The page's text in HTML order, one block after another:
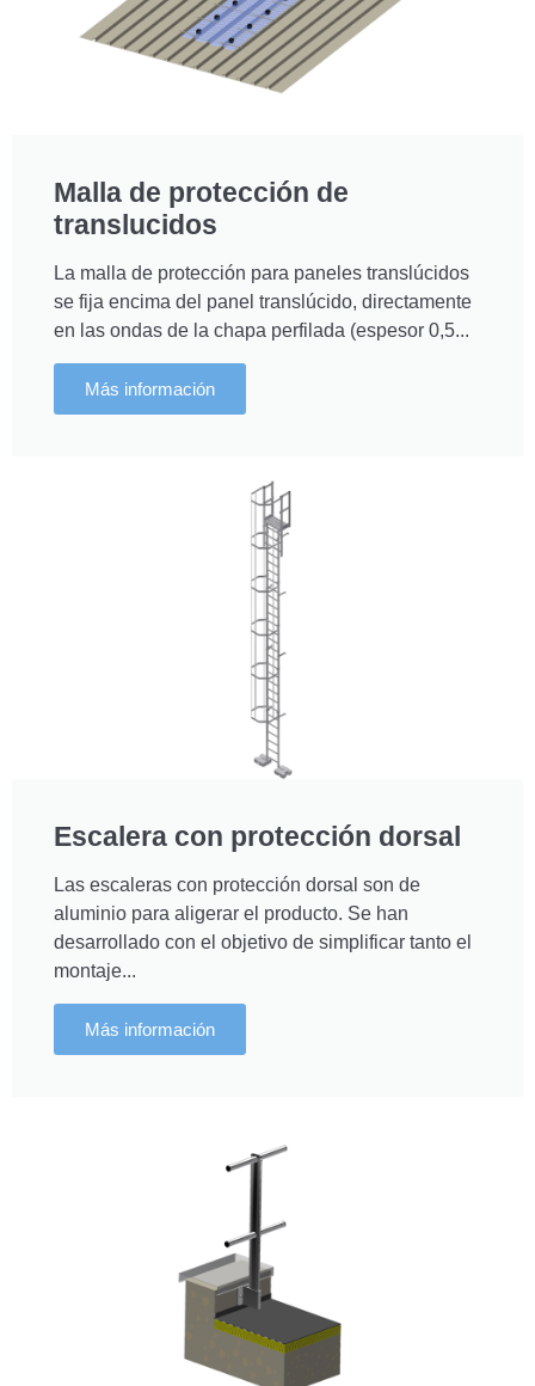
Malla de protección de
translucidos
La malla de protección para paneles translúcidos
se fija encima del panel translúcido, directamente
en las ondas de la chapa perfilada (espesor 0,5...
Más información
Escalera con protección dorsal
Las escaleras con protección dorsal son de
aluminio para aligerar el producto. Se han
desarrollado con el objetivo de simplificar tanto el
montaje...
Más información